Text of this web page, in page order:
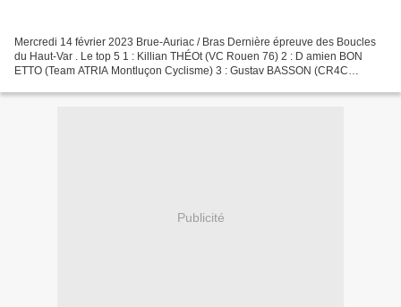
Mercredi 14 février 2023 Brue-Auriac / Bras Dernière épreuve des Boucles
du Haut-Var . Le top 5 1 : Killian THÉOt (VC Rouen 76) 2 : D amien BON
ETTO (Team ATRIA Montluçon Cyclisme) 3 : Gustav BASSON (CR4C
Publicité